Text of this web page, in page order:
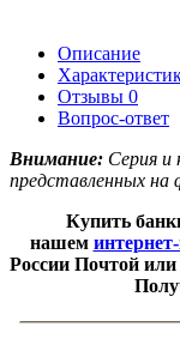
Описание
Отзывы 0
Вопрос-ответ
Внимание: Серия и
представленных
Купить
нашем
России Почтой